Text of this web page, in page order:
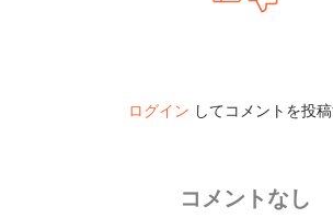
ログイン してコメントを投
コメントなし